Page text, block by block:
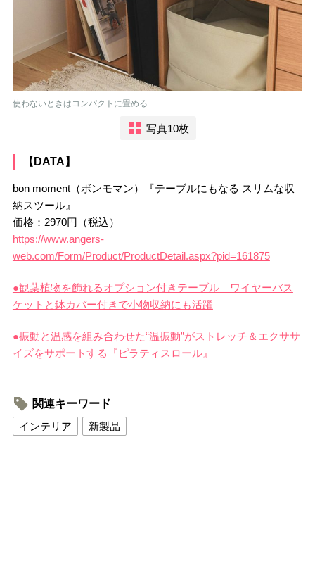
使わないときはコンパクトに畳める
写真10枚
【DATA】
bon moment（ボンモマン）『テーブルにもなる スリムな収
納スツール』
価格：2970円（税込）
https://www.angers-
web.com/Form/Product/ProductDetail.aspx?pid=161875
●観葉植物を飾れるオプション付きテーブル ワイヤーバス
ケットと鉢カバー付きで小物収納にも活躍
●振動と温感を組み合わせた“温振動”がストレッチ＆エクササ
イズをサポートする『ピラティスロール』
関連キーワード
インテリア
新製品